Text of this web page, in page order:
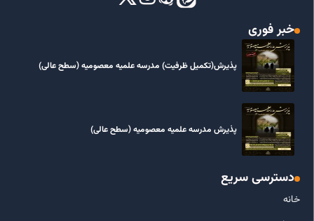
خبر فوری
پذیرش(تکمیل ظرفیت) مدرسه علمیه معصومیه‌ (سطح عالی)
پذیرش مدرسه علمیه معصومیه‌ (سطح عالی)
دسترسی سریع
خانه